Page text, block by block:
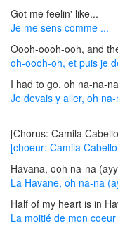
Got me feelin' like...
Je me sens comme ...
Oooh-oooh-ooh, and
oh-oooh-oh, et puis je
I had to go, oh na-na-
Je devais y aller, oh
[Chorus: Camila
[choeur: Camila
Havana, ooh na-na
La Havane, oh na-na
Half of my heart is in
La moitié de mon